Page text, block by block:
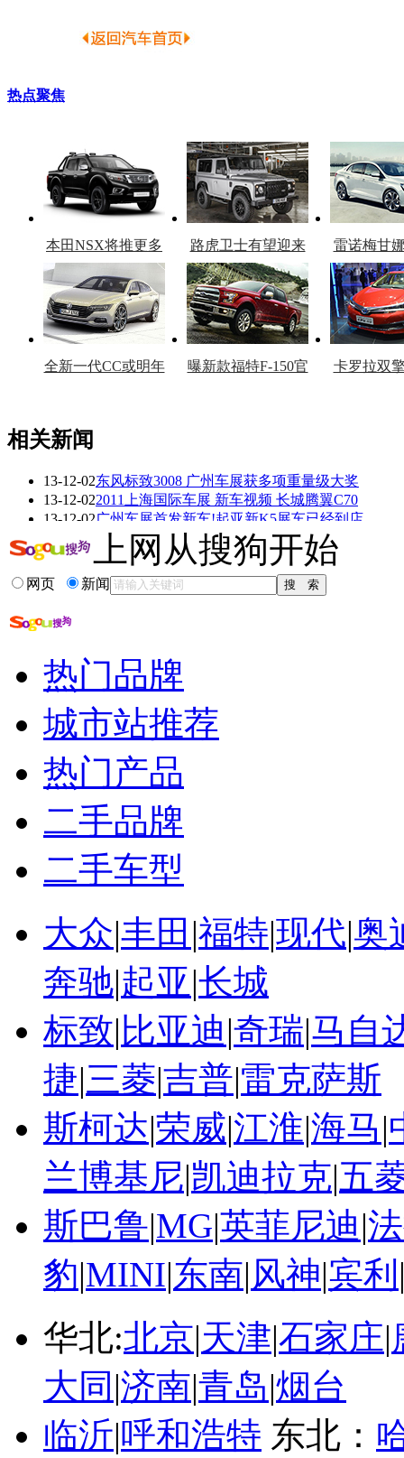
热点聚焦
本田NSX将推更多
车型
路虎卫士有望迎来
复产
雷诺梅甘
官
全新一代CC或明年
曝新款福特F-150官
卡罗拉双
看赛车宝贝争奇斗
艳
车模美腿爆乳无惧
走光
相关新闻
13-12-02东风标致3008 广州车展获多项重量级大奖
13-12-022011上海国际车展 新车视频 长城腾翼C70
13-12-02广州车展首发新车!起亚新K5展车已经到店
13-12-01
2011上海车展新车视频全球鹰GX6隆重推出
13-11-27
2013上海车展大奖17奖项正式揭晓
13-11-21权威评选 2013广州车展大奖活动即将启动
相关推荐
13年广州车展
广州车展门票多少钱
广州车展哈弗h8
2013常州十一车展
车展2013suv
上网从搜狗开始
网页 新闻
热门品牌
城市站推荐
热门产品
二手品牌
二手车型
大众|丰田 |福特|现代|奥
奔驰|起亚|长城
标致| 比亚迪|奇瑞|马自
捷|三菱|吉普|雷克萨斯
斯柯达|荣威|江淮|海马|
兰博基尼|凯迪拉克|五
斯巴鲁|MG|英菲尼迪|
豹|MINI|东南|风神|宾利
华北:北京|天津|石家庄|
大同 |济南|青岛|烟台
临沂|呼和浩特 东北：